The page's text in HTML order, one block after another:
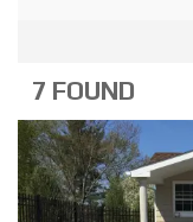
7 FOUND